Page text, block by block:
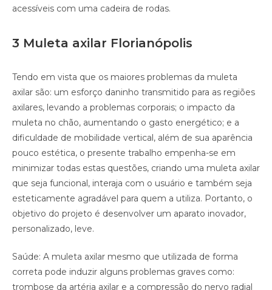
acessíveis com uma cadeira de rodas.
3 Muleta axilar Florianópolis
Tendo em vista que os maiores problemas da muleta
axilar são: um esforço daninho transmitido para as regiões
axilares, levando a problemas corporais; o impacto da
muleta no chão, aumentando o gasto energético; e a
dificuldade de mobilidade vertical, além de sua aparência
pouco estética, o presente trabalho empenha-se em
minimizar todas estas questões, criando uma muleta axilar
que seja funcional, interaja com o usuário e também seja
esteticamente agradável para quem a utiliza. Portanto, o
objetivo do projeto é desenvolver um aparato inovador,
personalizado, leve.
Saúde: A muleta axilar mesmo que utilizada de forma
correta pode induzir alguns problemas graves como:
trombose da artéria axilar e a compressão do nervo radial